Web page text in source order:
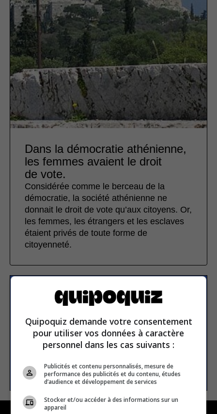
Dans la démocratie athénienne,
les femmes avaient le droit
de vote.
Considérée comme le berceau de la
démocratie, la société athénienne ne
donnait le droit de vote qu’aux citoyens. Or,
les femmes, les étrangers et les esclaves
étaient privés de toute forme de
citoyenneté.
S’inscrire à la newsletter
E-mail
S’INSCRIRE
Quipoquiz demande votre consentement
pour utiliser vos données à caractère
personnel dans les cas suivants :
Publicités et contenu personnalisés, mesure de
performance des publicités et du contenu, études
d’audience et développement de services
Stocker et/ou accéder à des informations sur un
appareil